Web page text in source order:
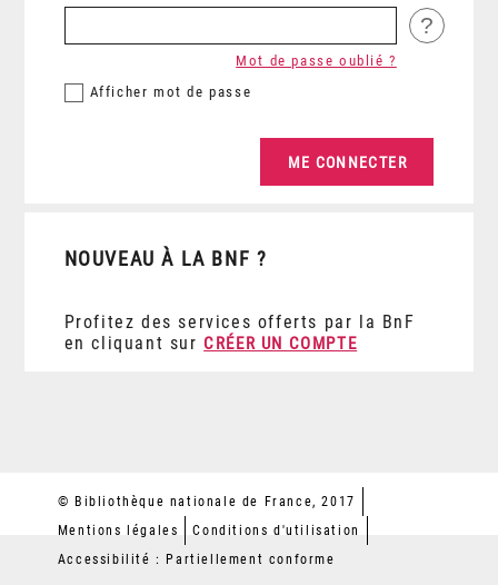
?
Afficher mot de passe
Mot de passe oublié ?
NOUVEAU À LA BNF ?
Profitez des services offerts par la BnF
en cliquant sur CRÉER UN COMPTE
© Bibliothèque nationale de France, 2017
Mentions légales
Conditions d'utilisation
Accessibilité : Partiellement conforme